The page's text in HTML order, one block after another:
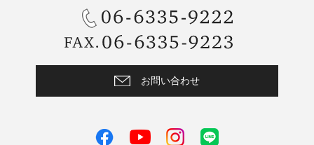
お問い合わせ
facebook youtube instagram